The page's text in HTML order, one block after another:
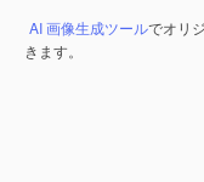
AI 画像生成ツールでオリ
きます。